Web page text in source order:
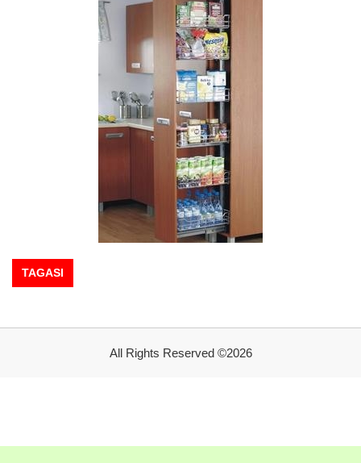
TAGASI
All Rights Reserved ©2026